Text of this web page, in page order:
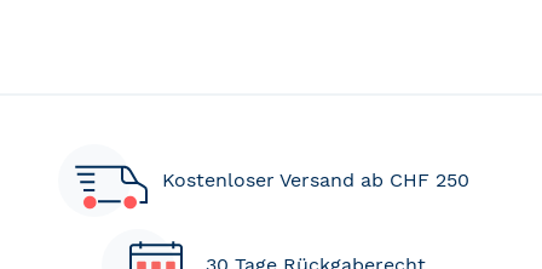
Kostenloser Versand ab CHF 250
30 Tage Rückgaberecht